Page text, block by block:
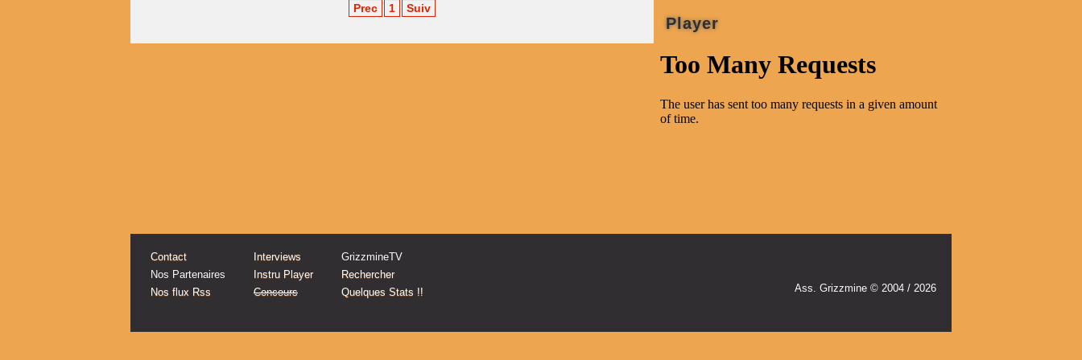
Prec 1 Suiv
Player
Contact
Nos Partenaires
Nos flux Rss
Interviews
Instru Player
Concours
GrizzmineTV
Rechercher
Quelques Stats !!
Ass. Grizzmine © 2004 / 2026